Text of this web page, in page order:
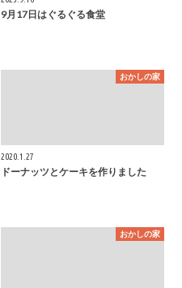
9月17日はぐるぐる食堂
おかしの家
2020.1.27
ドーナッツとケーキを作りました
おかしの家